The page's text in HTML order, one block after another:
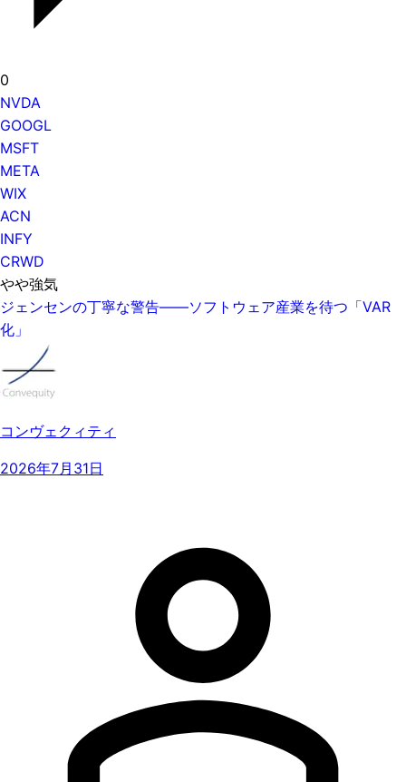
0
NVDA
GOOGL
MSFT
META
WIX
ACN
INFY
CRWD
やや強気
ジェンセンの丁寧な警告——ソフトウェア産業を待つ「VAR
化」
コンヴェクィティ
2026年7月31日